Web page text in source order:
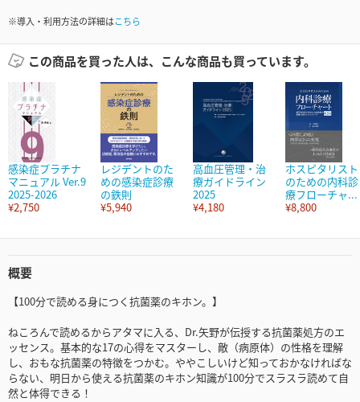
※導入・利用方法の詳細はこちら
この商品を買った人は、こんな商品も買っています。
感染症プラチナ
マニュアル Ver.9
2025-2026
¥2,750
レジデントのた
めの感染症診療
の鉄則
¥5,940
高血圧管理・治
療ガイドライン
2025
¥4,180
ホスピタリスト
のための内科診
療フローチャ...
¥8,800
概要
【100分で読める身につく抗菌薬のキホン。】
ねころんで読めるからアタマに入る、Dr.矢野が伝授する抗菌薬処方のエ
ッセンス。基本的な17の心得をマスターし、敵（病原体）の性格を理解
し、おもな抗菌薬の特徴をつかむ。ややこしいけど知っておかなければな
らない、明日から使える抗菌薬のキホン知識が100分でスラスラ読めて自
然と体得できる！